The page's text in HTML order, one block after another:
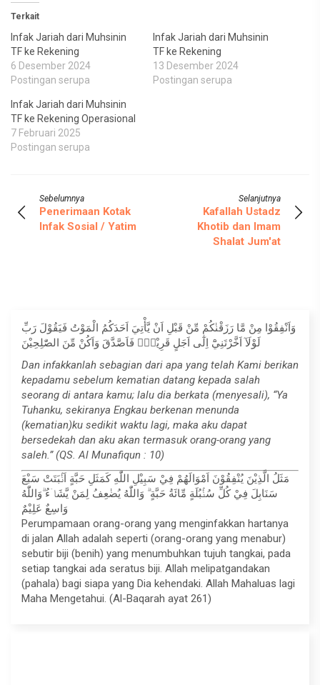
Terkait
Infak Jariah dari Muhsinin
TF ke Rekening
6 Desember 2024
Postingan serupa
Infak Jariah dari Muhsinin
TF ke Rekening
13 Desember 2024
Postingan serupa
Infak Jariah dari Muhsinin
TF ke Rekening Operasional
7 Februari 2025
Postingan serupa
Sebelumnya
Penerimaan Kotak
Infak Sosial / Yatim
Selanjutnya
Kafallah Ustadz
Khotib dan Imam
Shalat Jum'at
وَاَنْفِقُوْا مِنْ مَّا رَزَقْنٰكُمْ مِّنْ قَبْلِ اَنْ يَّأْتِيَ اَحَدَكُمُ الْمَوْتُ فَيَقُوْلَ رَبِّ
لَوْلَآ اَخَّرْتَنِيْٓ اِلٰٓى اَجَلٍ قَرِيْبٍۚ فَاَصَّدَّقَ وَاَكُنْ مِّنَ الصّٰلِحِيْنَ
Dan infakkanlah sebagian dari apa yang telah Kami berikan
kepadamu sebelum kematian datang kepada salah
seorang di antara kamu; lalu dia berkata (menyesali), “Ya
Tuhanku, sekiranya Engkau berkenan menunda
(kematian)ku sedikit waktu lagi, maka aku dapat
bersedekah dan aku akan termasuk orang-orang yang
saleh.” (QS. Al Munafiqun : 10)
مَثَلُ الَّذِيْنَ يُنْفِقُوْنَ اَمْوَالَهُمْ فِيْ سَبِيْلِ اللّٰهِ كَمَثَلِ حَبَّةٍ اَنْۢبَتَتْ سَبْعَ
سَنَابِلَ فِيْ كُلِّ سُنْۢبُلَةٍ مِّائَةُ حَبَّةٍ ۗ وَاللّٰهُ يُضٰعِفُ لِمَنْ يَّشَاۤءُ ۗوَاللّٰهُ
وَاسِعٌ عَلِيْمٌ
Perumpamaan orang-orang yang menginfakkan hartanya
di jalan Allah adalah seperti (orang-orang yang menabur)
sebutir biji (benih) yang menumbuhkan tujuh tangkai, pada
setiap tangkai ada seratus biji. Allah melipatgandakan
(pahala) bagi siapa yang Dia kehendaki. Allah Mahaluas lagi
Maha Mengetahui. (Al-Baqarah ayat 261)